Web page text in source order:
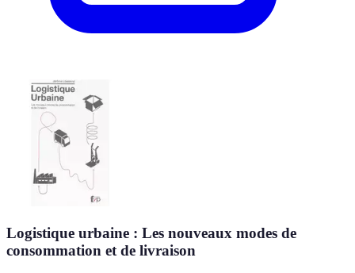
Logistique urbaine : Les nouveaux modes de
consommation et de livraison